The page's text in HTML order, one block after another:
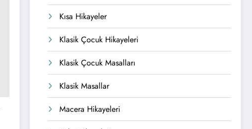
Kısa Hikayeler
Klasik Çocuk Hikayeleri
Klasik Çocuk Masalları
Klasik Masallar
Macera Hikayeleri